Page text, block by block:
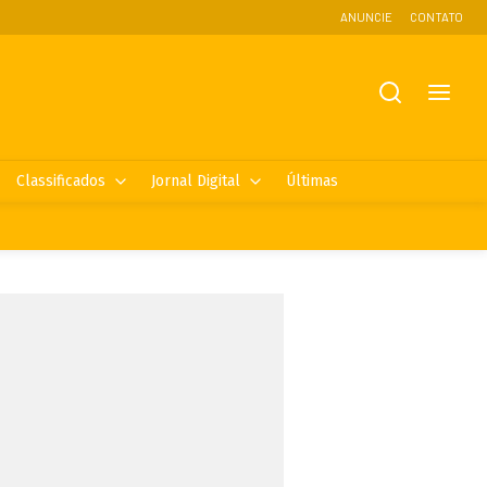
ANUNCIE CONTATO
Classificados Jornal Digital Últimas